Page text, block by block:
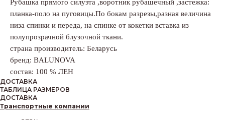
Рубашка прямого силуэта ,воротник рубашечный ,застежка:
планка-поло на пуговицы.По бокам разрезы,разная величина
низа спинки и переда, на спинке от кокетки вставка из
полупрозрачной блузочной ткани.
страна производитель: Беларусь
бренд: BALUNOVA
состав: 100 % ЛЕН
ДОСТАВКА
ТАБЛИЦА РАЗМЕРОВ
ДОСТАВКА
Транспортные компании